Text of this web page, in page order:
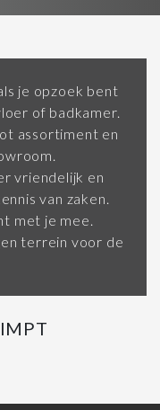
je opzoek bent
of badkamer.
assortiment en
vriendelijk en
van zaken.
met je mee.
terrein voor de